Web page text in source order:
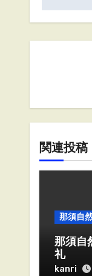
ナ
ビ
シ
ョ
ン
関連投稿
那須自
那須自
礼
kanri